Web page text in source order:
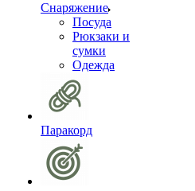
Снаряжение
Посуда
Рюкзаки и
сумки
Одежда
Паракорд